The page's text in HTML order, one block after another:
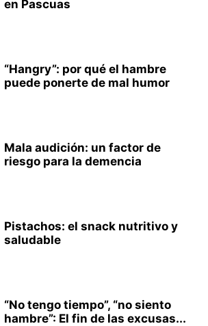
en Pascuas
“Hangry”: por qué el hambre
puede ponerte de mal humor
Mala audición: un factor de
riesgo para la demencia
Pistachos: el snack nutritivo y
saludable
“No tengo tiempo”, “no siento
hambre”: El fin de las excusas...